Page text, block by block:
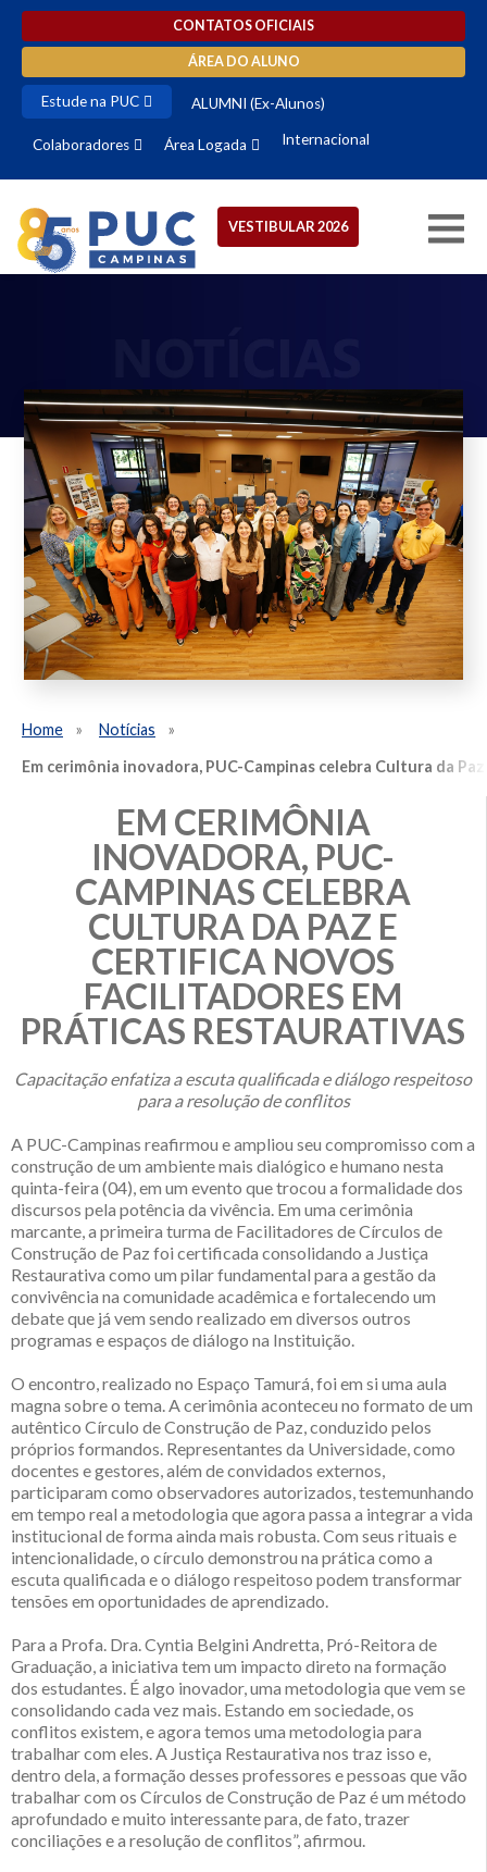
CONTATOS OFICIAIS
ÁREA DO ALUNO
Estude na PUC ALUMNI (Ex-Alunos)
Colaboradores Área Logada Internacional
VESTIBULAR 2026
Home
Notícias
Em cerimônia inovadora, PUC-Campinas celebra Cultura da
EM CERIMÔNIA
INOVADORA, PUC-
CAMPINAS CELEBRA
CULTURA DA PAZ E
CERTIFICA NOVOS
FACILITADORES EM
PRÁTICAS RESTAURATIVAS
Capacitação enfatiza a escuta qualificada e diálogo respeitoso
para a resolução de conflitos
A PUC-Campinas reafirmou e ampliou seu compromisso com a
construção de um ambiente mais dialógico e humano nesta
quinta-feira (04), em um evento que trocou a formalidade dos
discursos pela potência da vivência. Em uma cerimônia
marcante, a primeira turma de Facilitadores de Círculos de
Construção de Paz foi certificada consolidando a Justiça
Restaurativa como um pilar fundamental para a gestão da
convivência na comunidade acadêmica e fortalecendo um
debate que já vem sendo realizado em diversos outros
programas e espaços de diálogo na Instituição.
O encontro, realizado no Espaço Tamurá, foi em si uma aula
magna sobre o tema. A cerimônia aconteceu no formato de um
autêntico Círculo de Construção de Paz, conduzido pelos
próprios formandos. Representantes da Universidade, como
docentes e gestores, além de convidados externos,
participaram como observadores autorizados, testemunhando
em tempo real a metodologia que agora passa a integrar a vida
institucional de forma ainda mais robusta. Com seus rituais e
intencionalidade, o círculo demonstrou na prática como a
escuta qualificada e o diálogo respeitoso podem transformar
tensões em oportunidades de aprendizado.
Para a Profa. Dra. Cyntia Belgini Andretta, Pró-Reitora de
Graduação, a iniciativa tem um impacto direto na formação
dos estudantes. É algo inovador, uma metodologia que vem se
consolidando cada vez mais. Estando em sociedade, os
conflitos existem, e agora temos uma metodologia para
trabalhar com eles. A Justiça Restaurativa nos traz isso e,
dentro dela, a formação desses professores e pessoas que vão
trabalhar com os Círculos de Construção de Paz é um método
aprofundado e muito interessante para, de fato, trazer
conciliações e a resolução de conflitos”, afirmou.